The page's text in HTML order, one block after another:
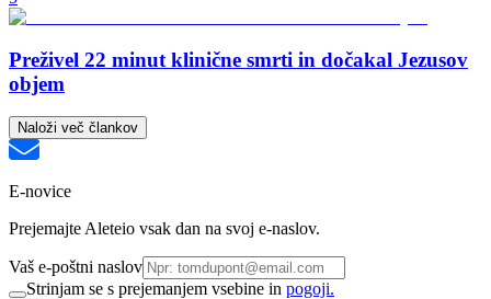
Preživel 22 minut klinične smrti in dočakal Jezusov
objem
Naloži več člankov
E-novice
Prejemajte Aleteio vsak dan na svoj e-naslov.
Vaš e-poštni naslov
Strinjam se s prejemanjem vsebine in pogoji.